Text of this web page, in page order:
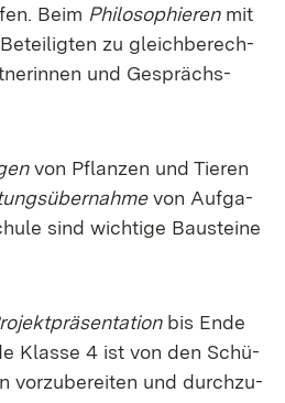
Beim Phi­lo­so­phie­renmit
zu gleich­be­rech­
und Ge­sprächs­
von Pflan­zen und Tie­ren
von Auf­ga­
sind wich­ti­ge Bau­stei­ne
bis En­de
Klas­se 4 ist von den Schü­
vor­zu­be­rei­ten und durch­zu­